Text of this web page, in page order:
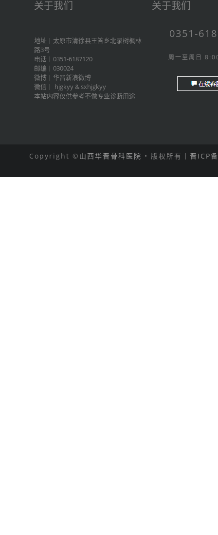
关于我们
地址丨太原市清徐县王答乡北录树枫林
路3号
电话丨0351-6187120
邮编丨030024
微博丨 华晋新浪微博
微信丨 hjgkyy & sxhjgkyy
本站内容仅供参考不做专业诊断用途
关于我们
0351-
周一至周日
Copyright © 山西华晋骨科医院 • 版权所有丨 晋ICP